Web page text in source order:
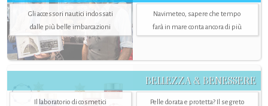
Gli accessori nautici indossati
dalle più belle imbarcazioni
Navimeteo, sapere che tempo
farà in mare conta ancora di più
BELLEZZA & BENESSERE
Il laboratorio di cosmetici
Pelle dorata e protetta? Il segreto